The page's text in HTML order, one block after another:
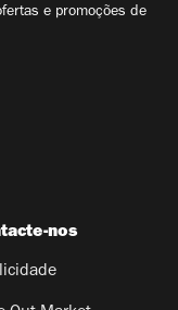
e promoções de
nos